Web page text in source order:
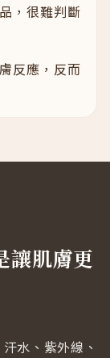
，很難判斷
反應，反而
讓肌膚更
水、紫外線、